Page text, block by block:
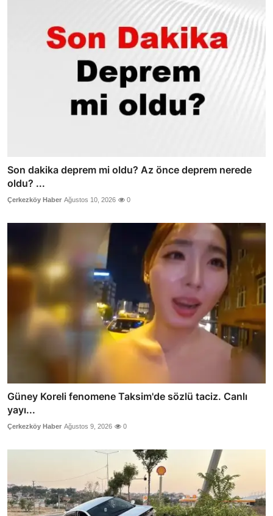
Son dakika deprem mi oldu? Az önce deprem nerede
oldu? ...
Çerkezköy Haber Ağustos 10, 2026 0
Güney Koreli fenomene Taksim'de sözlü taciz. Canlı
yayı...
Çerkezköy Haber Ağustos 9, 2026 0